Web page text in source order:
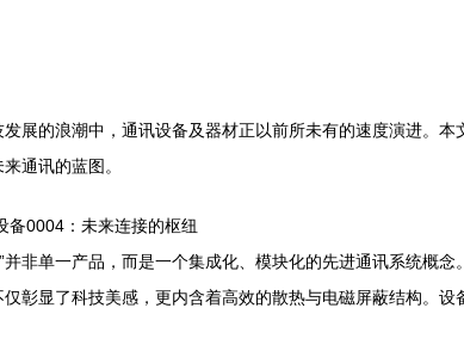
展的浪潮中，通讯设备及器材正以前所未有的速度演进。
通讯的蓝图。
备0004：未来连接的枢纽
并非单一产品，而是一个集成化、模块化的先进通讯系统
仅彰显了科技美感，更内含着高效的散热与电磁屏蔽结构。